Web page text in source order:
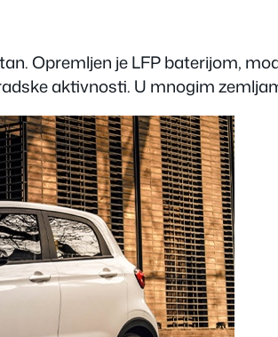
Opremljen je LFP baterijom,
aktivnosti. U mnogim